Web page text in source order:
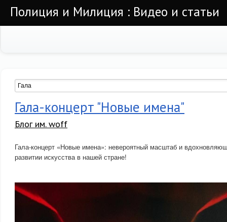
Полиция и Милиция : Видео и статьи
Гала-концерт "Новые имена"
Блог им. woff
Гала-концерт «Новые имена»: невероятный масштаб и
развитии искусства в нашей стране!